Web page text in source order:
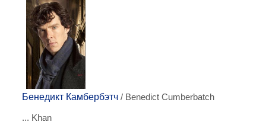
Бенедикт Камбербэтч / Benedict Cumberbatch
... Khan